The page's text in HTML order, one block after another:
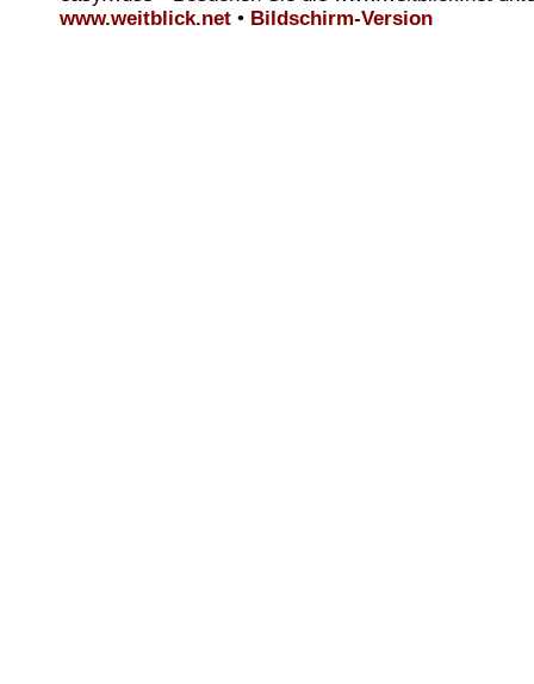
www.weitblick.net • Bildschirm-Version